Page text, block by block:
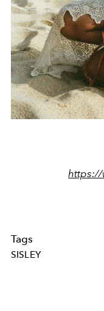
https://
Tags
SISLEY